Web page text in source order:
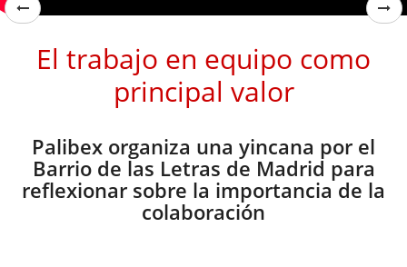
El trabajo en equipo como
principal valor
Palibex organiza una yincana por el
Barrio de las Letras de Madrid para
reflexionar sobre la importancia de la
colaboración